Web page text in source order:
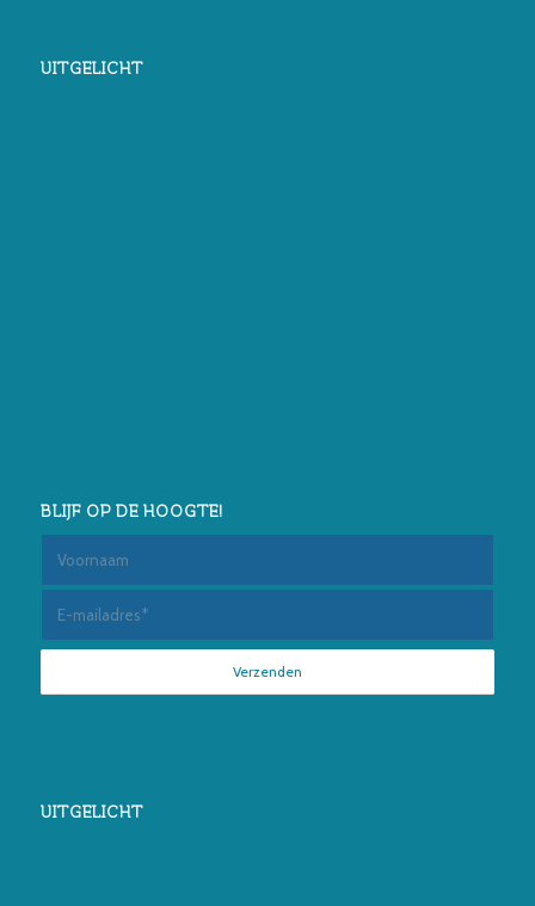
UITGELICHT
BLIJF OP DE HOOGTE!
UITGELICHT